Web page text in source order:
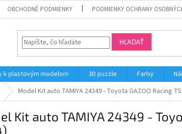
OBCHODNÉ PODMIENKY PODMIENKY OCHRANY
HĽADAŤ
k plastovým modelom 3D puzzle Farby
Model Kit auto TAMIYA 24349 - Toyota GAZOO Racing
Kit auto TAMIYA 24349 -